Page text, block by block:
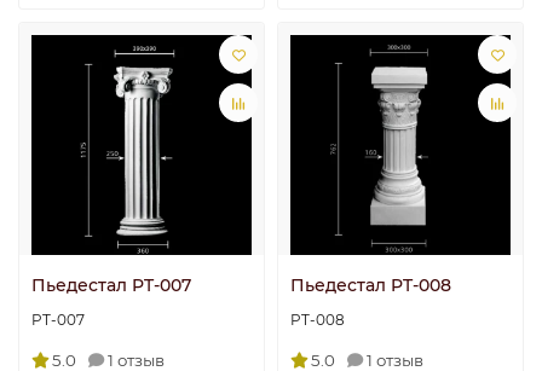
Пьедестал PT-007
PT-007
5.0 1 отзыв
Пьедестал PT-008
PT-008
5.0 1 отзыв